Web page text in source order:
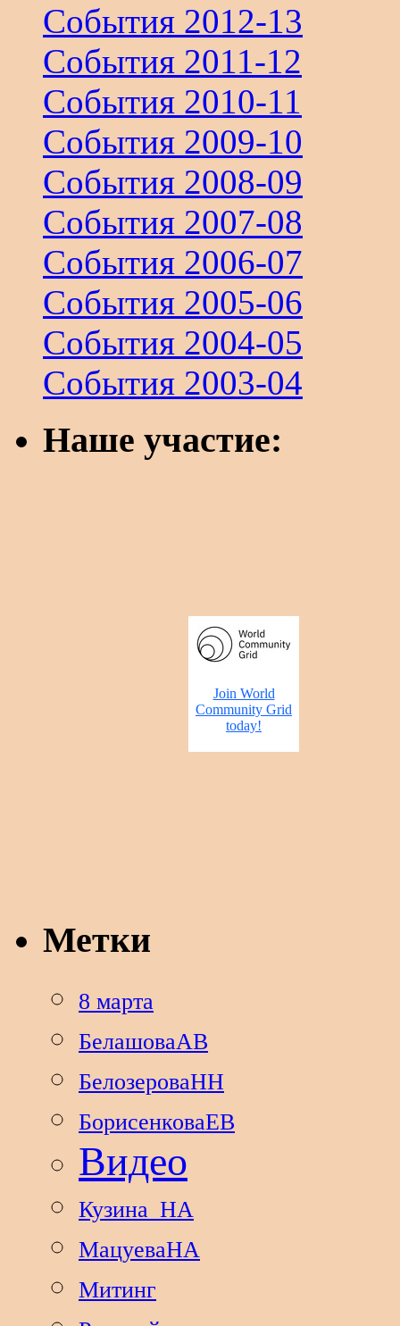
События 2012-13
События 2011-12
События 2010-11
События 2009-10
События 2008-09
События 2007-08
События 2006-07
События 2005-06
События 2004-05
События 2003-04
Наше участие:
Метки
8 марта
БелашоваАВ
БелозероваНН
БорисенковаЕВ
Видео
Кузина_НА
МацуеваНА
Митинг